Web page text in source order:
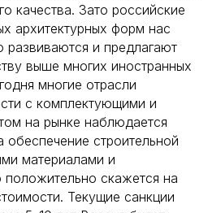
качества. Зато российские
архитектурных форм нас
развиваются и предлагают
выше многих иностранных
многие отрасли
с комплектующими и
на рынке наблюдается
обеспечение строительной
материалами и
скажется на
Текущие санкции